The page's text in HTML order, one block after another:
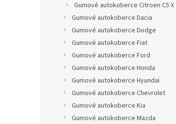
Gumové autokoberce Citroen C5 X
Gumové autokoberce Dacia
Gumové autokoberce Dodge
Gumové autokoberce Fiat
Gumové autokoberce Ford
Gumové autokoberce Honda
Gumové autokoberce Hyundai
Gumové autokoberce Chevrolet
Gumové autokoberce Kia
Gumové autokoberce Mazda